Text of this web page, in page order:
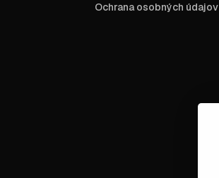
Ochrana osobných údajov